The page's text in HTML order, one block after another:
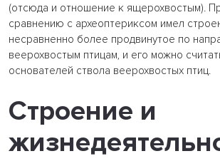
(отсюда и отношение к ящерохвостым).
сравнению с археоптериксом имел
несравненно более продвинутое по
веерохвостым птицам, и его можно
основателей ствола веерохвостых птиц.
Строение и